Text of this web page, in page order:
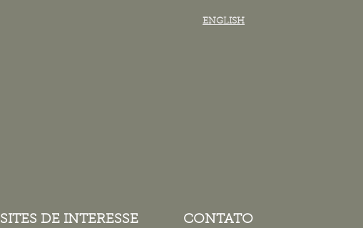
ENGLISH
SITES DE INTERESSE CONTATO